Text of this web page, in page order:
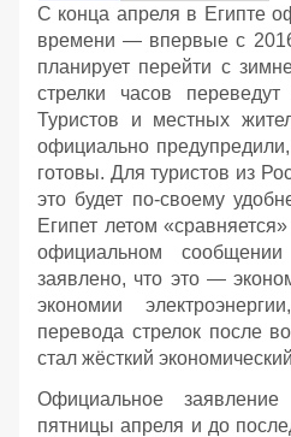
С конца апреля в Египте
времени — впервые с
планирует перейти с
стрелки часов
Туристов и местных
официально
готовы. Для туристов из
это будет по-своему
Египет летом
официальном сообщении
заявлено, что это —
экономии
перевода стрелок после
стал жёсткий
Официальное
пятницы апреля и до